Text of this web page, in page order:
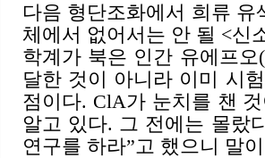
다음 형단조화에서 희류
체에서 없어서는 안 될 <신
학계가 북은 인간 유에프
달한 것이 아니라 이미 시
점이다. ClA가 눈치를 챈
알고 있다. 그 전에는 몰랐
연구를 하라”고 했으니 말